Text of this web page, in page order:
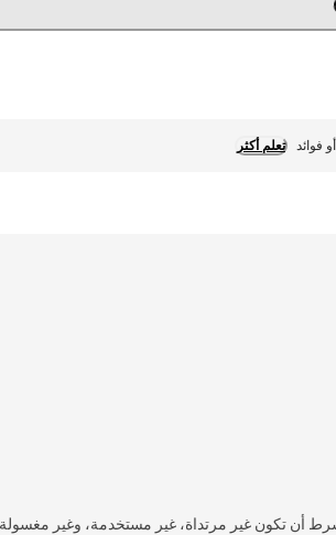
فوائد تعلم أكثر
خلال 30 يوم للمنتجات بشرط أن تكون غير مرتداة، غير مستخدمة، وغير